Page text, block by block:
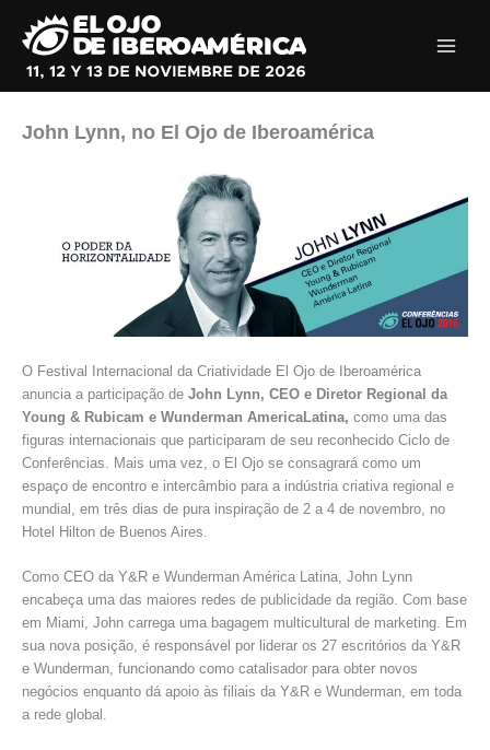
contenido
John Lynn, no El Ojo de Iberoamérica
O Festival Internacional da Criatividade El Ojo de Iberoamérica
anuncia a participação de John Lynn, CEO e Diretor Regional da
Young & Rubicam e Wunderman AmericaLatina, como uma das
figuras internacionais que participaram de seu reconhecido Ciclo de
Conferências. Mais uma vez, o El Ojo se consagrará como um
espaço de encontro e intercâmbio para a indústria criativa regional e
mundial, em três dias de pura inspiração de 2 a 4 de novembro, no
Hotel Hilton de Buenos Aires.
Como CEO da Y&R e Wunderman América Latina, John Lynn
encabeça uma das maiores redes de publicidade da região. Com base
em Miami, John carrega uma bagagem multicultural de marketing. Em
sua nova posição, é responsável por liderar os 27 escritórios da Y&R
e Wunderman, funcionando como catalisador para obter novos
negócios enquanto dá apoio às filiais da Y&R e Wunderman, em toda
a rede global.